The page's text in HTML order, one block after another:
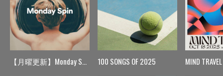
【月曜更新】Monday Spin 100 SONGS OF 2025 MIND TRAVEL